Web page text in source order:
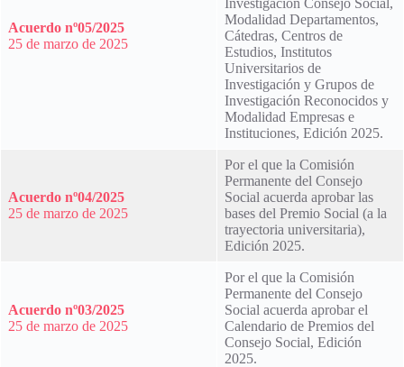
Acuerdo nº05/2025
25 de marzo de 2025
Modalidad Departamentos,
Cátedras, Centros de
Estudios, Institutos
Universitarios de
Investigación y Grupos de
Investigación Reconocidos y
Modalidad Empresas e
Instituciones, Edición 2025.
Acuerdo nº04/2025
25 de marzo de 2025
Por el que la Comisión
Permanente del Consejo
Social acuerda aprobar las
bases del Premio Social (a la
trayectoria universitaria),
Edición 2025.
Acuerdo nº03/2025
25 de marzo de 2025
Por el que la Comisión
Permanente del Consejo
Social acuerda aprobar el
Calendario de Premios del
Consejo Social, Edición
2025.